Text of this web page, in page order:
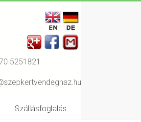
5251821
Szállásfoglalás